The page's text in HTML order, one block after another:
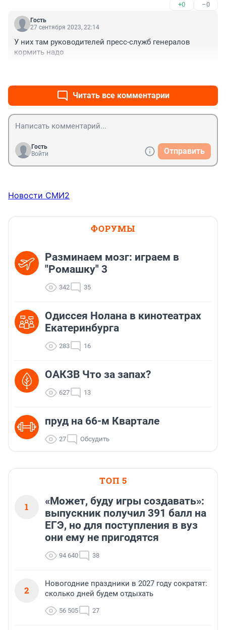
+0 –0
Гость
27 сентября 2023, 22:14
У них там руководителей пресс-служб генералов
кормить надо
Читать все комментарии
Гость
Войти
Отправить
Новости СМИ2
ФОРУМЫ
Разминаем мозг: играем в
"Ромашку" 3
342 35
Одиссея Нолана в кинотеатрах
Екатеринбурга
283 16
ОАКЗВ Что за запах?
627 13
пруд на 66-м Квартале
27 Обсудить
ТОП 5
1
«Может, буду игры создавать»:
выпускник получил 391 балл на
ЕГЭ, но для поступления в вуз
они ему не пригодятся
94 640 38
2
Новогодние праздники в 2027 году сократят:
сколько дней будем отдыхать
56 505 27